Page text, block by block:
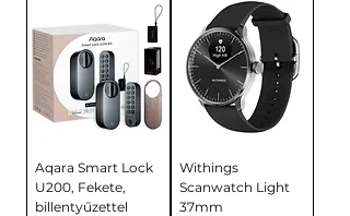
Aqara Smart Lock
U200, Fekete,
billentyűzettel
Withings
Scanwatch Light
37mm